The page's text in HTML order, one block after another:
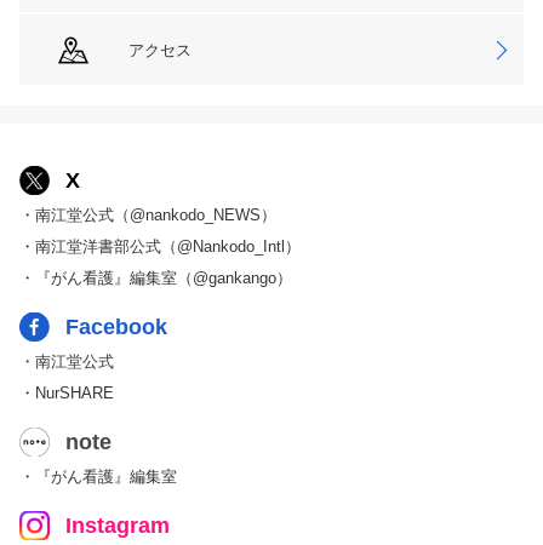
アクセス
X
・南江堂公式（@nankodo_NEWS）
・南江堂洋書部公式（@Nankodo_Intl）
・『がん看護』編集室（@gankango）
Facebook
・南江堂公式
・NurSHARE
note
・『がん看護』編集室
Instagram